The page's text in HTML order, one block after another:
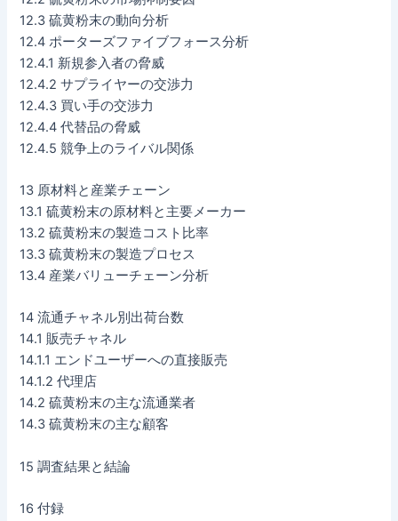
12.3 硫黄粉末の動向分析
12.4 ポーターズファイブフォース分析
12.4.1 新規参入者の脅威
12.4.2 サプライヤーの交渉力
12.4.3 買い手の交渉力
12.4.4 代替品の脅威
12.4.5 競争上のライバル関係
13 原材料と産業チェーン
13.1 硫黄粉末の原材料と主要メーカー
13.2 硫黄粉末の製造コスト比率
13.3 硫黄粉末の製造プロセス
13.4 産業バリューチェーン分析
14 流通チャネル別出荷台数
14.1 販売チャネル
14.1.1 エンドユーザーへの直接販売
14.1.2 代理店
14.2 硫黄粉末の主な流通業者
14.3 硫黄粉末の主な顧客
15 調査結果と結論
16 付録